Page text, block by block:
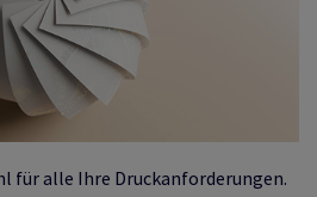
für alle Ihre Druckanforderungen.